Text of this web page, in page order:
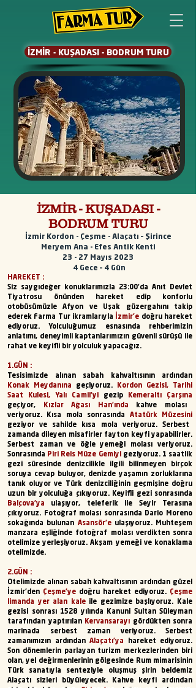
İZMİR - KUŞADASI - BODRUM TURU
İZMİR - KUŞADASI -
BODRUM TURU
İzmir Kordon - Çeşme - Alaçatı – Şirince
Meryem Ana - Efes Antik Kenti
23 - 27 Mayıs 2023
4Gece – 4 Gün
HAREKET :
Siz saygıdeğer konuklarımızla 23:00’da Anıt Devlet
Tiyatrosu önünden hareket edip konforlu
otobüsümüzle Afyon ve Uşak güzergahını takip
ederek Farma Tur ikramlarıyla
İzmir’e doğru hareket
ediyoruz. Yolculuğumuz esnasında rehberimizin
anlatımı, deneyimli kaptanlarımızın güvenli sürüşü ile
rahat ve keyifli bir yolculuk yapacağız.
1.GÜN :
Tesisimizde alınan sabah kahvaltısının ardından
Konak Meydanına geçiyoruz.
Kordon Gezisi, Tarihi
Saat Kulesi, Yalı Camii'yi
gezip
Kemeraltı Çarşına
geçiyor,
Kızlar Ağası Han’ında kahve molası
veriyoruz. Kısa mola sonrasında Atatürk Müzesini
geziyor ve sahilde kısa mola veriyoruz. Serbest
zamanda dileyen misafirler fayton keyfi yapabilirler.
Serbest zaman ve öğle yemeği molası veriyoruz.
Sonrasında Piri Reis Müze Gemiyi
geziyoruz. 1 saatlik
gezi süresinde denizcilikle ilgili bilinmeyen birçok
soruya cevap buluyor, denizde yaşamın zorluklarına
tanık oluyor ve Türk denizciliğinin geçmişine doğru
uzun bir yolculuğa çıkıyoruz. Keyifli gezi sonrasında
Balçova'ya ulaşıyor, teleferik ile Seyir Terasına
çıkıyoruz. Fotoğraf molası sonrasında Dario Moreno
sokağında bulunan Asansör’eulaşıyoruz. Muhteşem
manzara eşliğinde fotoğraf molası verdikten sonra
otelimize yerleşiyoruz. Akşam yemeği ve konaklama
otelimizde.
​2.GÜN :
Otelimizde alınan sabah kahvaltısının ardından güzel
İzmir’den Çeşme’ye doğru hareket ediyoruz. Çeşme
limanda yer alan kaleile gezimize başlıyoruz. Kale
gezisi sonrası 1528 yılında Kanuni Sultan Süleyman
tarafından yaptırılan Kervansarayı
gördükten sonra
marinada serbest zaman veriyoruz. Serbest
zamanımızın ardından Alaçatı’ya
hareket ediyoruz.
Son dönemlerin parlayan turizm merkezlerinden biri
olan, yel değirmenlerinin gölgesinde Rum mimarisinin
Türk sanatıyla senteziyle oluşmuş şirin beldemiz
Alaçatı sizleri büyüleyecek. Kahve keyfi ardından